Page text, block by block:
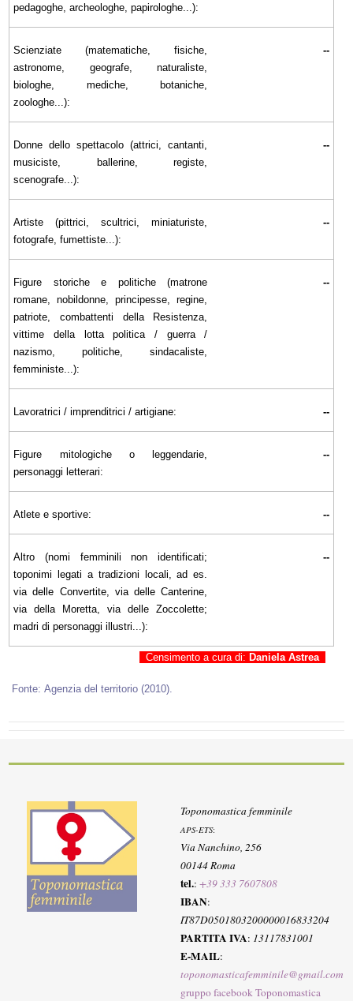
pedagoghe, archeologhe, papirologhe...):
Scienziate (matematiche, fisiche,
astronome, geografe, naturaliste,
biologhe, mediche, botaniche,
zoologhe...):
--
Donne dello spettacolo (attrici, cantanti,
musiciste, ballerine, registe,
scenografe...):
--
Artiste (pittrici, scultrici, miniaturiste,
fotografe, fumettiste...):
--
Figure storiche e politiche (matrone
romane, nobildonne, principesse, regine,
patriote, combattenti della Resistenza,
vittime della lotta politica / guerra /
nazismo, politiche, sindacaliste,
femministe...):
--
Lavoratrici / imprenditrici / artigiane: --
Figure mitologiche o leggendarie,
personaggi letterari:
--
Atlete e sportive: --
Altro (nomi femminili non identificati;
toponimi legati a tradizioni locali, ad es.
via delle Convertite, via delle Canterine,
via della Moretta, via delle Zoccolette;
madri di personaggi illustri...):
--
Censimento a cura di: Daniela Astrea
Fonte: Agenzia del territorio (2010).
Toponomastica femminile
APS-ETS:
Via Nanchino, 256
00144 Roma
tel.:+39 333 7607808
IBAN:
IT87D0501803200000016833204
PARTITA IVA: 13117831001
E-MAIL:
toponomasticafemminile@gmail.com
gruppo facebook Toponomastica